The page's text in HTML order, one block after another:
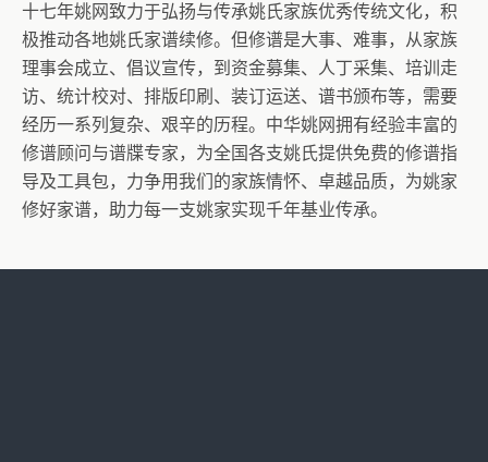
十七年姚网致力于弘扬与传承姚氏家族优秀传统文化，积
极推动各地姚氏家谱续修。但修谱是大事、难事，从家族
理事会成立、倡议宣传，到资金募集、人丁采集、培训走
访、统计校对、排版印刷、装订运送、谱书颁布等，需要
经历一系列复杂、艰辛的历程。中华姚网拥有经验丰富的
修谱顾问与谱牒专家，为全国各支姚氏提供免费的修谱指
导及工具包，力争用我们的家族情怀、卓越品质，为姚家
修好家谱，助力每一支姚家实现千年基业传承。